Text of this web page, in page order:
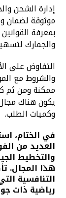
إدارة الشحن
موثوقة لضمان
بمعرفة
والجمارك
التفاوض على
والشروط مع
ممكنة ومن ثم
يكون هناك
وكميات الطلب.
في الختام،
العديد من
والتخطيط
هذا المجال.
التنافسية
رياضية ذات